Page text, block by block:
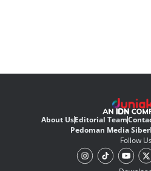
About UsEditorial Team
Pedoman Media Siber
Follow